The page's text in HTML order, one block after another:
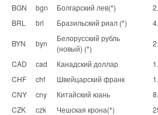
BGN
bgn Болгарский лев(*)
BRL
brl Бразильский риал (*)
BYN byn
Белорусский рубль
(новый) (*)
CAD cad Канадский доллар
CHF
chf Швейцарский франк
CNY
cny Китайский юань
CZK
czk Чешская крона(*)